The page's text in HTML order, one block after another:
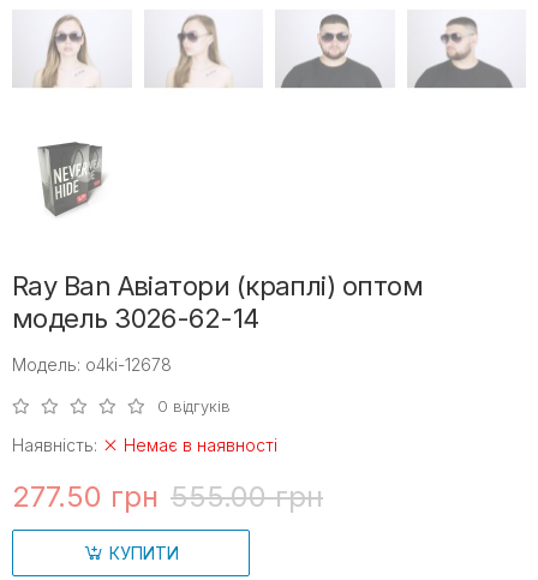
Ray Ban Авіатори (краплі) оптом
модель 3026-62-14
Модель: o4ki-12678
0 відгуків
Наявність: Немає в наявності
277.50 грн 555.00 грн
КУПИТИ